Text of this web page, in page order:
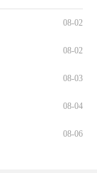
08-02
08-02
08-03
08-04
08-06